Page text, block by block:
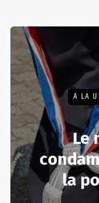
A LA
Le
la